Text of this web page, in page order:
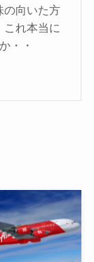
の向いた方
これ本当に
・・